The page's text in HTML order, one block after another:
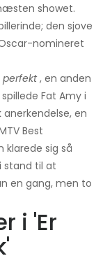
showet.
den sjove
nomineret
perfekt, en anden
Fat Amy i
en
Best
klarede sig så
stand til at
en gang, men to
i 'Er